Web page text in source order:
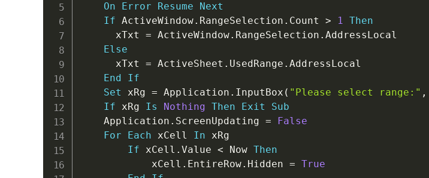
On
Error Resume
Next
If ActiveWindow. RangeSelection . Count > 1 Then
      xTxt
= ActiveWindow. RangeSelection . AddressLocal
Else
      xTxt
= ActiveSheet . UsedRange . AddressLocal
End
If
Set xRg = Application . InputBox ( "Please select range:" ,
If xRg Is Nothing Then Exit
Sub
    Application
. ScreenUpdating =
False
For
Each xCell In xRg
If xCell . Value < Now Then
            xCell
. EntireRow. Hidden = True